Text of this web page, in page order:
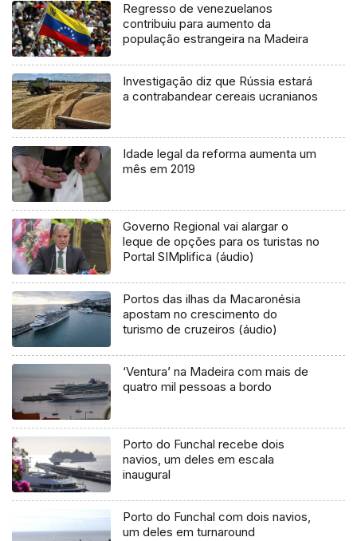
Regresso de venezuelanos
contribuiu para aumento da
população estrangeira na Madeira
Investigação diz que Rússia estará
a contrabandear cereais ucranianos
Idade legal da reforma aumenta um
mês em 2019
Governo Regional vai alargar o
leque de opções para os turistas no
Portal SIMplifica (áudio)
Portos das ilhas da Macaronésia
apostam no crescimento do
turismo de cruzeiros (áudio)
‘Ventura’ na Madeira com mais de
quatro mil pessoas a bordo
Porto do Funchal recebe dois
navios, um deles em escala
inaugural
Porto do Funchal com dois navios,
um deles em turnaround